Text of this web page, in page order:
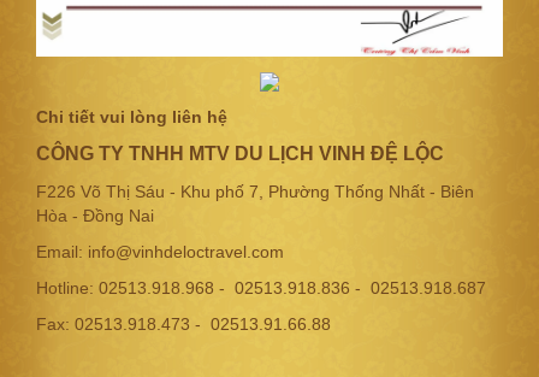
Chi tiết vui lòng liên hệ
CÔNG TY TNHH MTV DU LỊCH VINH ĐỆ LỘC
F226 Võ Thị Sáu - Khu phố 7, Phường Thống Nhất - Biên
Hòa - Đồng Nai
Email: info@vinhdeloctravel.com
Hotline: 02513.918.968 - 02513.918.836 - 02513.918.687
Fax: 02513.918.473 - 02513.91.66.88